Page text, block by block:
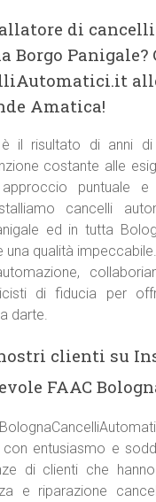
di
Borgo Panigale?
Amatica!
il risultato di anni di
costante alle
puntuale e
cancelli
ed in tutta
una qualità impeccabile.
di fiducia per
darte.
clienti su
FAAC
con entusiasmo e
di clienti che
e riparazione